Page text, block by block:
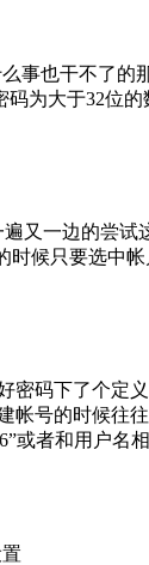
事也干不了
为大于32位
又一边的尝
候只要选中帐
码下了个
号的时候往
或者和用